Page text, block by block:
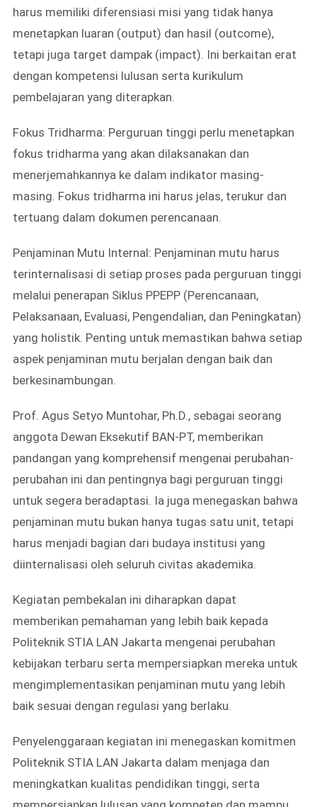
harus memiliki diferensiasi misi yang tidak hanya
menetapkan luaran (output) dan hasil (outcome),
tetapi juga target dampak (impact). Ini berkaitan erat
dengan kompetensi lulusan serta kurikulum
pembelajaran yang diterapkan.
Fokus Tridharma: Perguruan tinggi perlu menetapkan
fokus tridharma yang akan dilaksanakan dan
menerjemahkannya ke dalam indikator masing-
masing. Fokus tridharma ini harus jelas, terukur dan
tertuang dalam dokumen perencanaan.
Penjaminan Mutu Internal: Penjaminan mutu harus
terinternalisasi di setiap proses pada perguruan tinggi
melalui penerapan Siklus PPEPP (Perencanaan,
Pelaksanaan, Evaluasi, Pengendalian, dan Peningkatan)
yang holistik. Penting untuk memastikan bahwa setiap
aspek penjaminan mutu berjalan dengan baik dan
berkesinambungan.
Prof. Agus Setyo Muntohar, Ph.D., sebagai seorang
anggota Dewan Eksekutif BAN-PT, memberikan
pandangan yang komprehensif mengenai perubahan-
perubahan ini dan pentingnya bagi perguruan tinggi
untuk segera beradaptasi. Ia juga menegaskan bahwa
penjaminan mutu bukan hanya tugas satu unit, tetapi
harus menjadi bagian dari budaya institusi yang
diinternalisasi oleh seluruh civitas akademika.
Kegiatan pembekalan ini diharapkan dapat
memberikan pemahaman yang lebih baik kepada
Politeknik STIA LAN Jakarta mengenai perubahan
kebijakan terbaru serta mempersiapkan mereka untuk
mengimplementasikan penjaminan mutu yang lebih
baik sesuai dengan regulasi yang berlaku.
Penyelenggaraan kegiatan ini menegaskan komitmen
Politeknik STIA LAN Jakarta dalam menjaga dan
meningkatkan kualitas pendidikan tinggi, serta